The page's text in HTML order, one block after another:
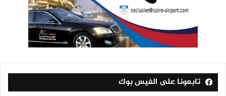
تابعونا على الفيس بوك